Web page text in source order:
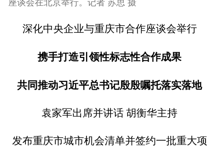
座谈会在北京举行。记者 苏思 摄
深化中央企业与重庆市合作座谈会举行
携手打造引领性标志性合作成果
共同推动习近平总书记殷殷嘱托落实落地
袁家军出席并讲话 胡衡华主持
发布重庆市城市机会清单并签约一批重大项